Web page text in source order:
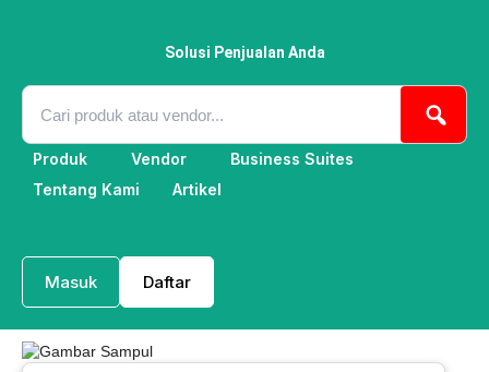
Solusi Penjualan Anda
Produk Vendor
Business Suites
Tentang Kami
Artikel
Masuk Daftar